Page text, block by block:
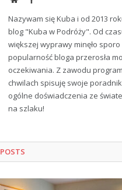
Nazywam się Kuba i od 2013
blog "Kuba w Podróży". Od
większej wyprawy minęło sporo
popularność bloga przerosła
oczekiwania. Z zawodu
chwilach spisuję swoje
ogólne doświadczenia ze
na szlaku!
POSTS